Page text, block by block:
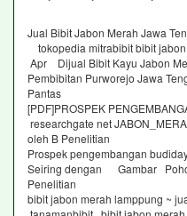
Jual Bibit Jabon Merah Jawa
tokopedia mitrabibit bibit
Apr Dijual Bibit Kayu Jabon
Pembibitan Purworejo Jawa
Pantas
[PDF]PROSPEK
researchgate net
oleh B Penelitian
Prospek pengembangan
Seiring dengan Gambar
Penelitian
bibit jabon merah lamppung ~